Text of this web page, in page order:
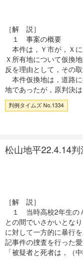
［解 説］
１ 事案の概要
本件は，Ｙ市が，Ｘ
Ｘ所有地について仮換
反を理由として，その
本件仮換地は，道路
地であったが，原判決
判例タイムズ No.1334
松山地平22.4.14判
［解 説］
１ 当時高校2年生の
との間でいさかいとな
に対して一方的に暴行
記事件の捜査を行った
「被疑者と死者は，（